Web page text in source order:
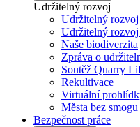
Udržitelný rozvoj
Udržitelný
Udržitelný
Naše biodiverzita
Zpráva o
Soutěž Quarry
Rekultivace
Virtuální
Města bez smogu
Bezpečnost práce